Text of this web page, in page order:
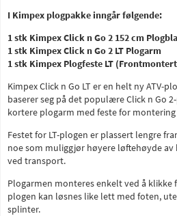
I Kimpex plogpakke inngår følgende:
1 stk Kimpex Click n Go 2 152 cm
1 stk Kimpex Click n Go 2 LT Plogarm
1 stk Kimpex Plogfeste LT
Kimpex Click n Go LT er en helt ny ATV-
baserer seg på det populære Click n Go
kortere plogarm med feste for montering
Festet for LT-plogen er plassert lengre
noe som muliggjør høyere løftehøyde
ved transport.
Plogarmen monteres enkelt ved å klikke
plogen kan løsnes like lett med foten,
splinter.